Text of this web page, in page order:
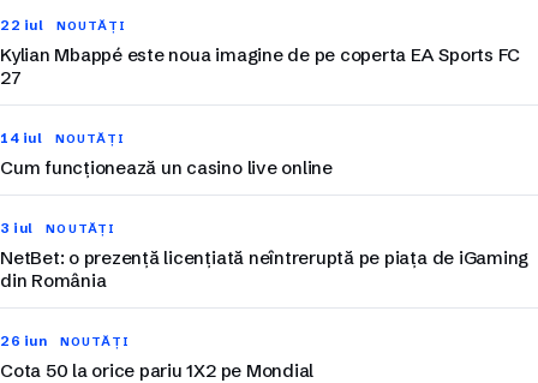
22 iul NOUTĂȚI
Kylian Mbappé este noua imagine de pe coperta EA Sports FC
27
14 iul NOUTĂȚI
Cum funcționează un casino live online
3 iul NOUTĂȚI
NetBet: o prezență licențiată neîntreruptă pe piața de iGaming
din România
26 iun NOUTĂȚI
Cota 50 la orice pariu 1X2 pe Mondial